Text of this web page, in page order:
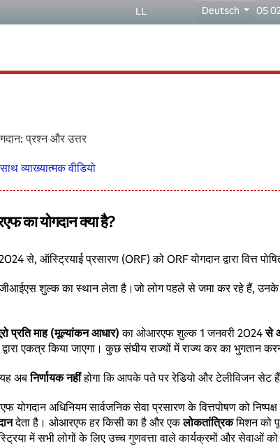
LL Deutsch 05
प्रश्न और उत्तर
व्याख्यात्मक वीडियो
का योगदान क्या है?
से, ऑस्ट्रियाई प्रसारण (ORF) को ORF योगदान द्वारा वित्त
शुल्क का स्थान लेता है।जो लोग पहले से जमा कर रहे हैं,
प्रति माह (मूल्यांकन आधार)का ओआरएफ शुल्क 1 जनवरी 2024से
द्वारा एकत्र किया जाएगा। कुछ संघीय राज्यों में राज्य कर का भुगतान
अबनिर्णायक नहींहोगा कि आपके पते पर रेडियो और टेलीविजन सेट हैं
योगदान अधिनियम सार्वजनिक सेवा प्रसारण के वित्तपोषण को
देता है। ओआरएफ हर किसी का है और एकलोकतांत्रिकमिशन को
में सभी लोगों के लिए उच्च गुणवत्ता वाले कार्यक्रमों और सेवाओं